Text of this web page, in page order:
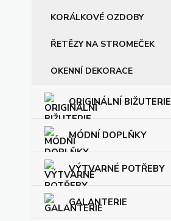
KORÁLKOVÉ OZDOBY
ŘETĚZY NA STROMEČEK
OKENNÍ DEKORACE
ORIGINÁLNÍ BIŽUTERIE
MÓDNÍ DOPLŇKY
VÝTVARNÉ POTŘEBY
GALANTERIE